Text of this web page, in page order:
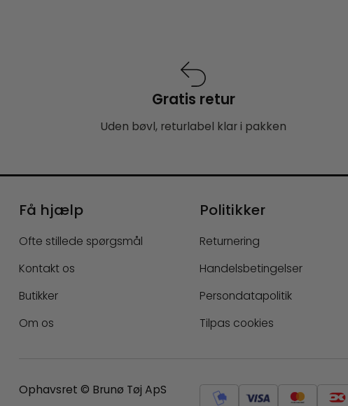
Gratis retur
Uden bøvl, returlabel klar i pakken
Få hjælp
Ofte stillede spørgsmål
Kontakt os
Butikker
Om os
Politikker
Returnering
Handelsbetingelser
Persondatapolitik
Tilpas cookies
Ophavsret © Brunø Tøj ApS